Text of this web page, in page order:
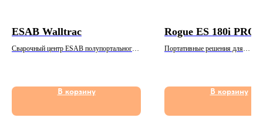
ESAB Walltrac
Сварочный центр ESAB полупортального
В корзину
Rogue ES 180i PRO
Портативные решения для
В корзину